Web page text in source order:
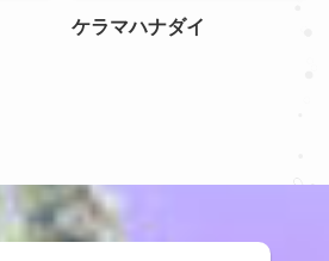
ケラマハナダイ